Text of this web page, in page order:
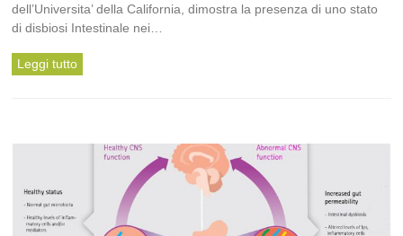
dell’Universita’ della California, dimostra la presenza di uno stato
di disbiosi Intestinale nei…
Leggi tutto